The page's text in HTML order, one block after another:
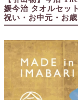
子育て卒業証書
クロックギフト
ペーパーアイテム
媛今治 タオルセッ
祝い・お中元・お